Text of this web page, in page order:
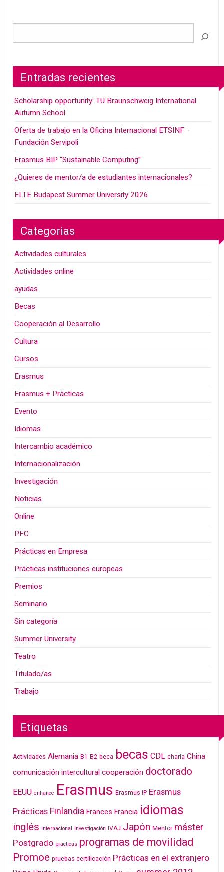
Entradas recientes
Scholarship opportunity: TU Braunschweig International
Autumn School
Oferta de trabajo en la Oficina Internacional ETSINF –
Fundación Servipoli
Erasmus BIP “Sustainable Computing”
¿Quieres de mentor/a de estudiantes internacionales?
ELTE Budapest Summer University 2026
Categorias
Actividades culturales
Actividades online
ayudas
Becas
Cooperación al Desarrollo
Cultura
Cursos
Erasmus
Erasmus + Prácticas
Evento
Idiomas
Intercambio académico
Internacionalización
Investigación
Noticias
Online
PFC
Prácticas en Empresa
Prácticas instituciones europeas
Premios
Seminario
Sin categoría
Summer University
Teatro
Titulado/as
Trabajo
Etiquetas
Actividades Alemania B1 B2 beca becas CDL charla China
comunicación intercultural cooperación doctorado
EEUU enhance Erasmus Erasmus IP Erasmus
Prácticas Finlandia Frances Francia idiomas
inglés internacional Investigación IVAJ Japón Mentor máster
Postgrado practicas programas de movilidad
Promoe pruebas certificación Prácticas en el extranjero